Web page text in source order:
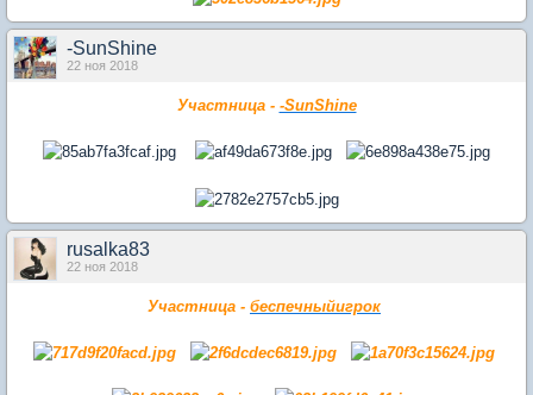
-SunShine
22 ноя 2018
Участница - -SunShine
rusalka83
22 ноя 2018
Участница - беспечныйигрок